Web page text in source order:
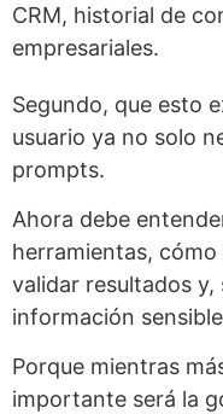
CRM, historial de
empresariales.
Segundo, que esto
usuario ya no solo
prompts.
Ahora debe
herramientas,
validar resultados
información
Porque mientras
importante será la